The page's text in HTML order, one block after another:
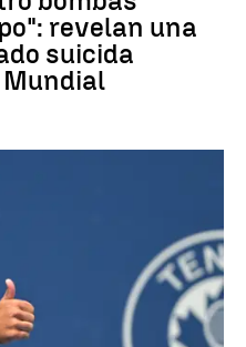
revelan una
suicida